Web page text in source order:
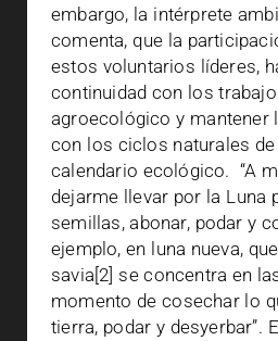
embargo, la intérprete
comenta, que la
estos voluntarios líderes,
continuidad con los
agroecológico y mantener
con los ciclos naturales
calendario ecológico. “A
dejarme llevar por la Luna
semillas, abonar, podar y
ejemplo, en luna nueva,
savia[2] se concentra en
momento de cosechar lo
tierra, podar y desyerbar”.